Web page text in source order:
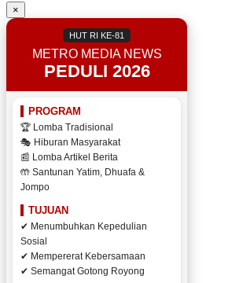
×
HUT RI KE-81
METRO MEDIA NEWS
PEDULI 2026
PROGRAM
🏆 Lomba Tradisional
🎭 Hiburan Masyarakat
📰 Lomba Artikel Berita
🤲 Santunan Yatim, Dhuafa &
Jompo
TUJUAN
✔ Menumbuhkan Kepedulian
Sosial
✔ Mempererat Kebersamaan
✔ Semangat Gotong Royong